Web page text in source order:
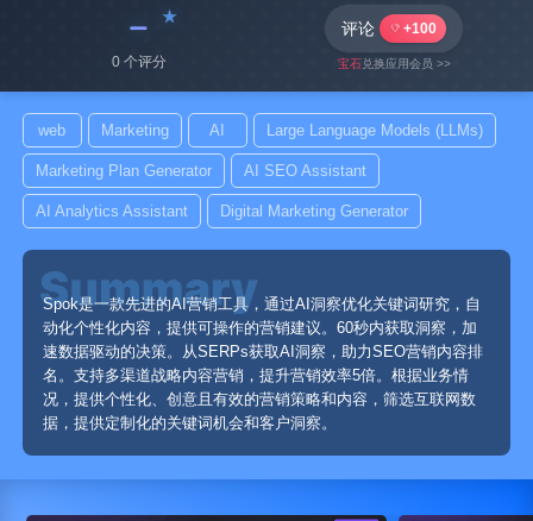
﹣
0 个评分
评论 +100
宝石兑换应用会员 >>
web Marketing AI Large Language Models (LLMs)
Marketing Plan Generator AI SEO Assistant
AI Analytics Assistant Digital Marketing Generator
Spok是一款先进的AI营销工具，通过AI洞察优化关键词研究，自
动化个性化内容，提供可操作的营销建议。60秒内获取洞察，加
速数据驱动的决策。从SERPs获取AI洞察，助力SEO营销内容排
名。支持多渠道战略内容营销，提升营销效率5倍。根据业务情
况，提供个性化、创意且有效的营销策略和内容，筛选互联网数
据，提供定制化的关键词机会和客户洞察。